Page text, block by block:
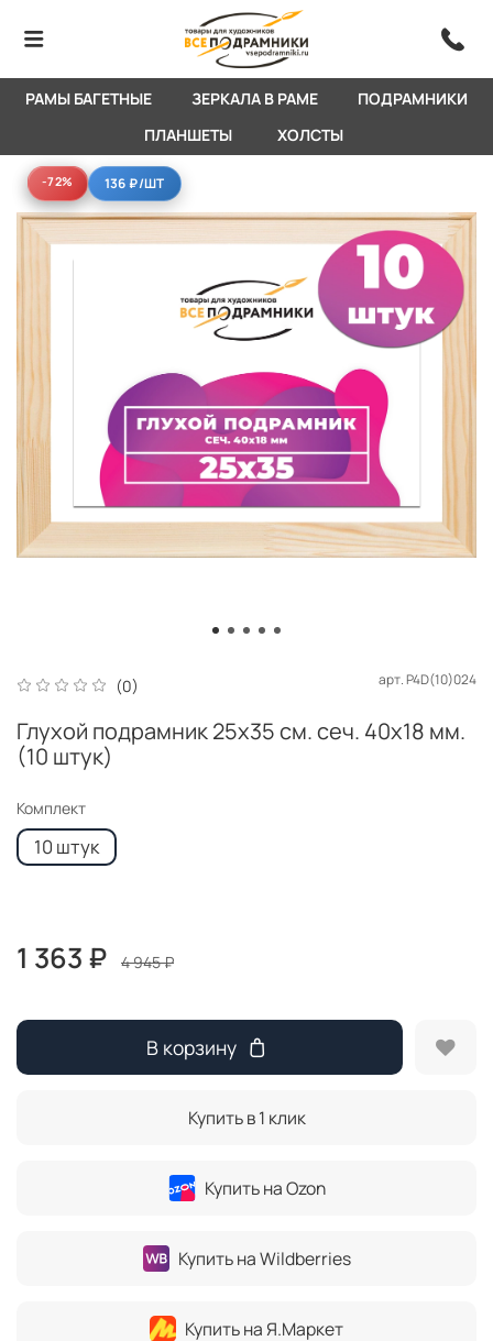
РАМЫ БАГЕТНЫЕ ЗЕРКАЛА В РАМЕ
ПОДРАМНИКИ
ПЛАНШЕТЫ
ХОЛСТЫ
-72%
-72% 136 ₽/ШТ
(0) арт.P4D(10)024
Глухой подрамник 25x35 см. сеч. 40х18 мм.
(10 штук)
Комплект
10 штук
1 363 ₽ 4 945 ₽
В корзину
Купить в 1 клик
Купить на Ozon
Купить на Wildberries
Купить на Я.Маркет